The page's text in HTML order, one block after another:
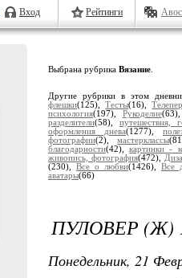
Вход Рейтинги
Выбрана рубрика Вязание
Другие рубрики в этом
флешки(125),Тесты(16),
психология(197), Рукоделие
разделители(58), путешествия,
оформления днева(1277),
фотографии(2),мастерклассы
благодарности(42),картинки -
живопись, фотография(472),
(230), Все о любви(1426), Все
аватары(66)
ПУЛОВЕР (Ж)
Понедельник, 21